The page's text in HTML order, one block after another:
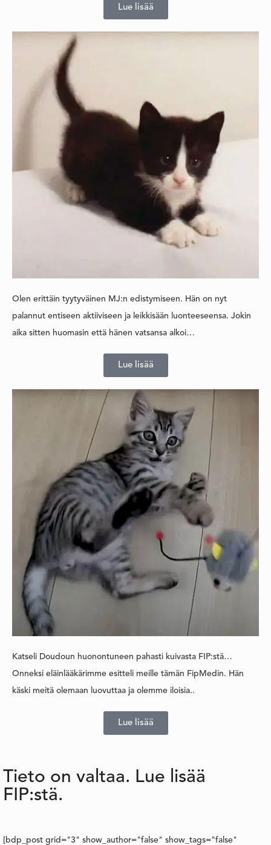
Lue lisää
Olen erittäin tyytyväinen MJ:n edistymiseen. Hän on nyt
palannut entiseen aktiiviseen ja leikkisään luonteeseensa. Jokin
aika sitten huomasin että hänen vatsansa alkoi…
Lue lisää
Katseli Doudoun huonontuneen pahasti kuivasta FIP:stä…
Onneksi eläinlääkärimme esitteli meille tämän FipMedin. Hän
käski meitä olemaan luovuttaa ja olemme iloisia..
Lue lisää
Tieto on valtaa. Lue lisää
FIP:stä.
[bdp_post grid="3" show_author="false" show_tags="false"